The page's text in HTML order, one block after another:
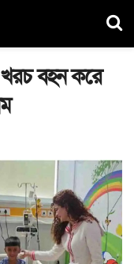
বহন করে